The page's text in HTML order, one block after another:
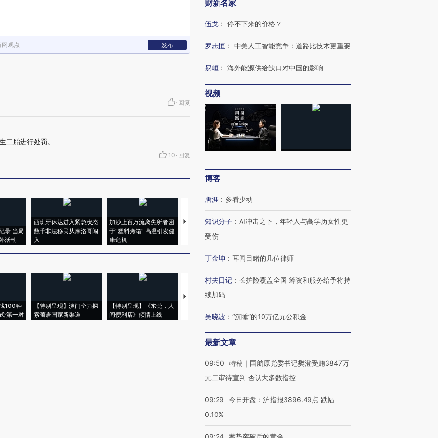
网观点 发布
· 回复
二胎进行处罚。
10 · 回复
录 当局
活动
西班牙休达进入紧急状态
数千非法移民从摩洛哥闯
入
加沙上百万流离失所者困
于“塑料烤箱” 高温引发健
康危机
视线｜HYROX的吸金
术：是什么让中产们甘
心“花钱找虐”？
马航飞行员跨国走私7万
视线｜被称为“蟑螂”的印
100种
·第一对
【特别呈现】澳门全力探
索葡语国家新渠道
【特别呈现】《东莞，人
间便利店》倾情上线
【推广】走进第四届链博
会，让数智科技“链”接产
【特别呈现】寻找100种
有意思的生活方式·第三对
CFO：不靠规模取胜，华
财新名家
伍戈 ： 停不下来的价格？
罗志恒 ： 中美人工智能竞争：道路比技术更重要
易峘 ： 海外能源供给缺口对中国的影响
视频
博客
唐涯 ： 多看少动
知识分子 ： AI冲击之下，年轻人与高学历女性更
受伤
丁金坤 ： 耳闻目睹的几位律师
村夫日记 ： 长护险覆盖全国 筹资和服务给予将持
续加码
吴晓波 ： “沉睡”的10万亿元公积金
最新文章
09:50
特稿｜国航原党委书记樊澄受贿3847万
元二审待宣判 否认大多数指控
09:29
今日开盘：沪指报3896.49点 跌幅
0.10%
09:24 蓄势突破后的黄金